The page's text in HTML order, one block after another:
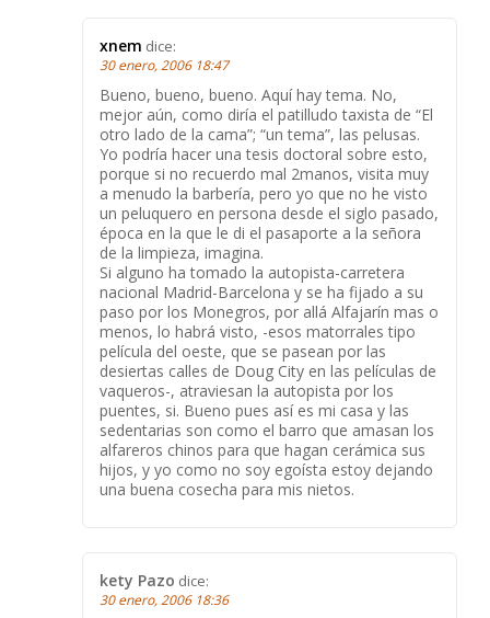
xnem dice:
30 enero, 2006 18:47
Bueno, bueno, bueno. Aquí hay tema. No,
mejor aún, como diría el patilludo taxista de “El
otro lado de la cama”; “un tema”, las pelusas.
Yo podría hacer una tesis doctoral sobre esto,
porque si no recuerdo mal 2manos, visita muy
a menudo la barbería, pero yo que no he visto
un peluquero en persona desde el siglo pasado,
época en la que le di el pasaporte a la señora
de la limpieza, imagina.
Si alguno ha tomado la autopista-carretera
nacional Madrid-Barcelona y se ha fijado a su
paso por los Monegros, por allá Alfajarín mas o
menos, lo habrá visto, -esos matorrales tipo
película del oeste, que se pasean por las
desiertas calles de Doug City en las películas de
vaqueros-, atraviesan la autopista por los
puentes, si. Bueno pues así es mi casa y las
sedentarias son como el barro que amasan los
alfareros chinos para que hagan cerámica sus
hijos, y yo como no soy egoísta estoy dejando
una buena cosecha para mis nietos.
kety Pazo dice:
30 enero, 2006 18:36